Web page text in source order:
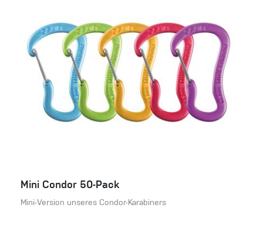
Mini Condor 50-Pack
Mini-Version unseres Condor-Karabiners